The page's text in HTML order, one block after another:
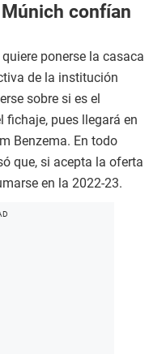
confían
ponerse la casaca
de la institución
sobre si es el
fichaje, pues llegará en
Benzema. En todo
que, si acepta la oferta
en la 2022-23.